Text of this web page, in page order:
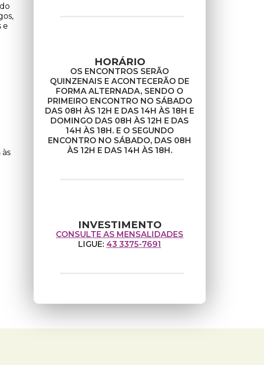
e
HORÁRIO
OS ENCONTROS SERÃO
QUINZENAIS E ACONTECERÃO DE
FORMA ALTERNADA, SENDO O
PRIMEIRO ENCONTRO NO SÁBADO
DAS 08H ÀS 12H E DAS 14H ÀS 18H E
DOMINGO DAS 08H ÀS 12H E DAS
14H ÀS 18H. E O SEGUNDO
ENCONTRO NO SÁBADO, DAS 08H
ÀS 12H E DAS 14H ÀS 18H.
INVESTIMENTO
CONSULTE AS MENSALIDADES
LIGUE: 43 3375-7691